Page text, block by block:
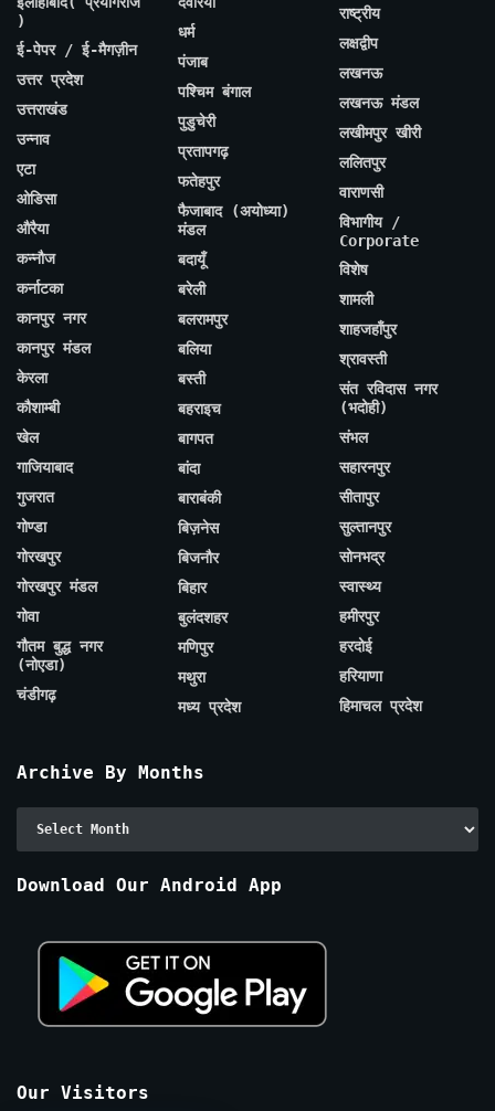
)
ई-पेपर / ई-मैगज़ीन
उत्तर प्रदेश
उत्तराखंड
उन्नाव
एटा
ओडिसा
औरैया
कन्नौज
कर्नाटका
कानपुर नगर
कानपुर मंडल
केरला
कौशाम्बी
खेल
गाजियाबाद
गुजरात
गोण्डा
गोरखपुर
गोरखपुर मंडल
गोवा
गौतम बुद्ध नगर
(नोएडा)
चंडीगढ़
धर्म
पंजाब
पश्चिम बंगाल
पुडुचेरी
प्रतापगढ़
फतेहपुर
फैजाबाद (अयोध्या)
मंडल
बदायूँ
बरेली
बलरामपुर
बलिया
बस्ती
बहराइच
बागपत
बांदा
बाराबंकी
बिज़नेस
बिजनौर
बिहार
बुलंदशहर
मणिपुर
मथुरा
मध्य प्रदेश
राष्ट्रीय
लक्षद्वीप
लखनऊ
लखनऊ मंडल
लखीमपुर खीरी
ललितपुर
वाराणसी
विभागीय /
Corporate
विशेष
शामली
शाहजहाँपुर
श्रावस्ती
संत रविदास नगर
(भदोही)
संभल
सहारनपुर
सीतापुर
सुल्तानपुर
सोनभद्र
स्वास्थ्य
हमीरपुर
हरदोई
हरियाणा
हिमाचल प्रदेश
Archive By Months
Download Our Android App
Our Visitors